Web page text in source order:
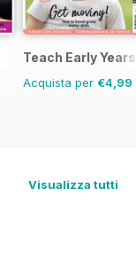
Teach Early Years
Acquista per €4,99
Visualizza tutti